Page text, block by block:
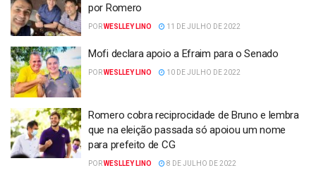
por Romero
PORWESLLEY LINO 11 DE JULHO DE 2022
Mofi declara apoio a Efraim para o Senado
PORWESLLEY LINO 10 DE JULHO DE 2022
Romero cobra reciprocidade de Bruno e lembra
que na eleição passada só apoiou um nome
para prefeito de CG
PORWESLLEY LINO 8 DE JULHO DE 2022